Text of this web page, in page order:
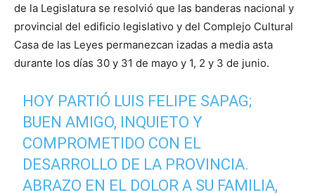
de la Legislatura se resolvió que las banderas nacional y
provincial del edificio legislativo y del Complejo Cultural
Casa de las Leyes permanezcan izadas a media asta
durante los días 30 y 31 de mayo y 1, 2 y 3 de junio.
HOY PARTIÓ LUIS FELIPE SAPAG;
BUEN AMIGO, INQUIETO Y
COMPROMETIDO CON EL
DESARROLLO DE LA PROVINCIA.
ABRAZO EN EL DOLOR A SU FAMILIA,